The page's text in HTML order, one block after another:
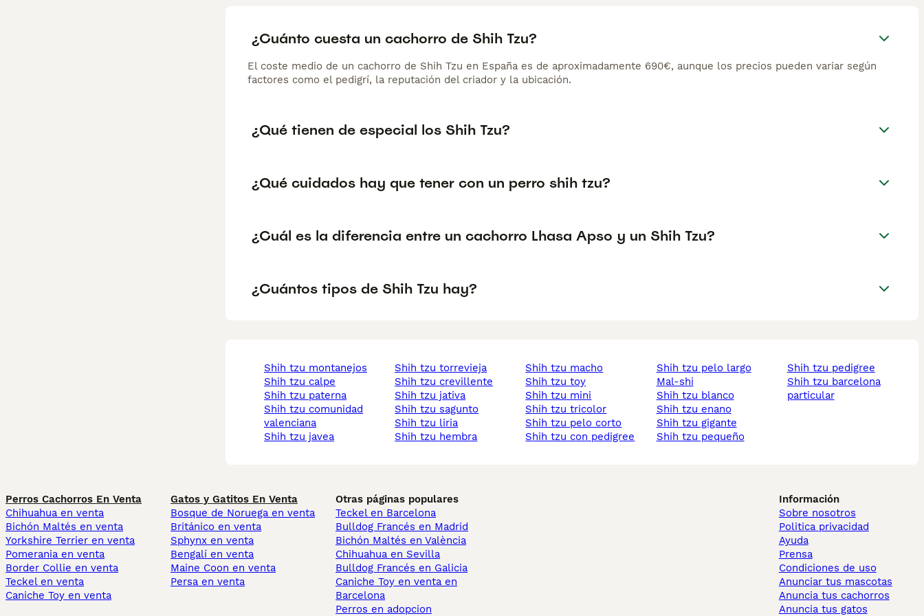
¿Cuánto cuesta un cachorro de Shih Tzu?
El coste medio de un cachorro de Shih Tzu en España es de aproximadamente 690€, aunque los precios pueden variar según
factores como el pedigrí, la reputación del criador y la ubicación.
¿Qué tienen de especial los Shih Tzu?
¿Qué cuidados hay que tener con un perro shih tzu?
¿Cuál es la diferencia entre un cachorro Lhasa Apso y un Shih Tzu?
¿Cuántos tipos de Shih Tzu hay?
shih tzu montanejos
shih tzu calpe
shih tzu paterna
shih tzu comunidad
valenciana
shih tzu javea
shih tzu torrevieja
shih tzu crevillente
shih tzu jativa
shih tzu sagunto
shih tzu liria
shih tzu hembra
shih tzu macho
shih tzu toy
shih tzu mini
shih tzu tricolor
shih tzu pelo corto
shih tzu con pedigree
shih tzu pelo largo
mal-shi
shih tzu blanco
shih tzu enano
shih tzu gigante
shih tzu pequeño
shih tzu pedigree
shih tzu barcelona
particular
Perros Cachorros En Venta
Chihuahua en venta
Bichón Maltés en venta
Yorkshire Terrier en venta
Pomerania en venta
Border Collie en venta
Teckel en venta
Caniche Toy en venta
Gatos y Gatitos En Venta
Bosque de Noruega en venta
Británico en venta
Sphynx en venta
Bengalí en venta
Maine Coon en venta
Persa en venta
Otras páginas populares
Teckel en Barcelona
Bulldog Francés en Madrid
Bichón Maltés en València
Chihuahua en Sevilla
Bulldog Francés en Galicia
Caniche Toy en venta en
Barcelona
Perros en adopcion
Información
Sobre nosotros
Politica privacidad
Ayuda
Prensa
Condiciones de uso
Anunciar tus mascotas
Anuncia tus cachorros
Anuncia tus gatos